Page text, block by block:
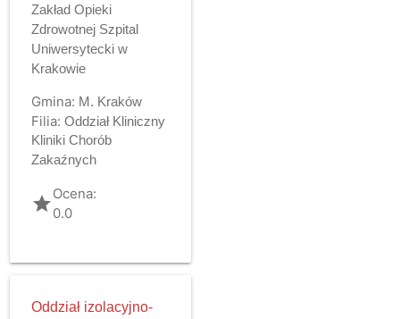
Zakład Opieki
Zdrowotnej Szpital
Uniwersytecki w
Krakowie
Gmina: M. Kraków
Filia: Oddział Kliniczny
Kliniki Chorób
Zakaźnych
gradeOcena:
0.0
Oddział izolacyjno-